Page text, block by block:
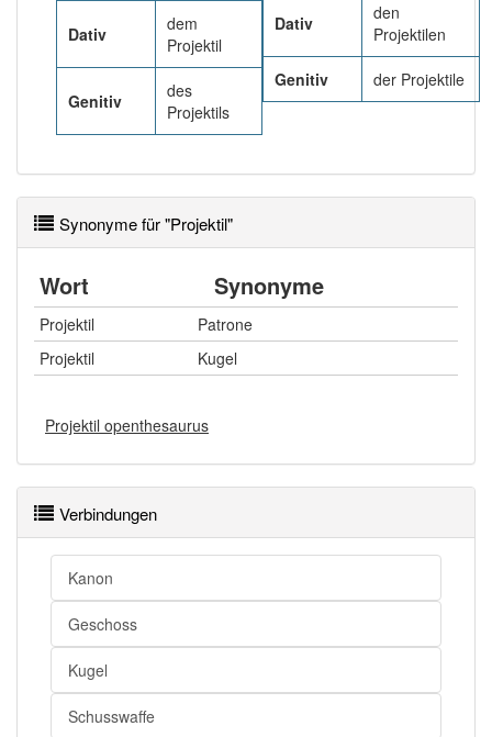
Dativ
dem
Projektil
Genitiv
des
Projektils
Dativ
den
Projektilen
Genitiv der Projektile
Synonyme für "Projektil"
Wort Synonyme
Projektil
Patrone
Projektil
Kugel
Projektil openthesaurus
Verbindungen
Kanon
Geschoss
Kugel
Schusswaffe